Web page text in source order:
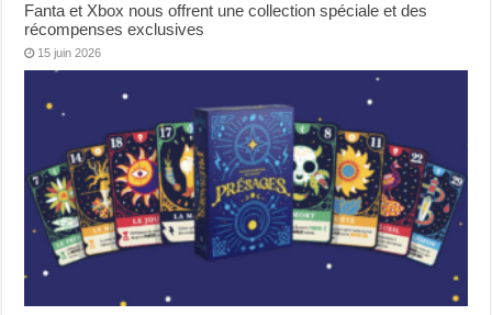
Fanta et Xbox nous offrent une collection spéciale et des
récompenses exclusives
15 juin 2026